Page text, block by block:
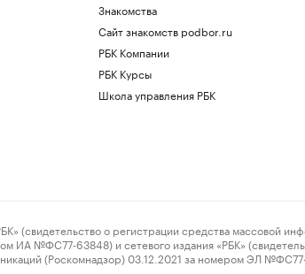
Знакомства
Сайт знакомств podbor.ru
РБК Компании
РБК Курсы
Школа управления РБК
о регистрации средства массовой
ИА №ФС77-63848) и сетевого издания «РБК»
(Роскомнадзор) 03.12.2021 за номером ЭЛ